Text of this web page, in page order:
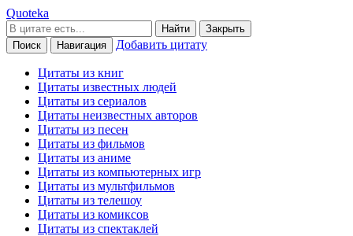
Quoteka
Найти
Закрыть
Поиск
Навигация Добавить цитату
Цитаты из книг
Цитаты известных людей
Цитаты из сериалов
Цитаты неизвестных авторов
Цитаты из песен
Цитаты из фильмов
Цитаты из аниме
Цитаты из компьютерных игр
Цитаты из мультфильмов
Цитаты из телешоу
Цитаты из комиксов
Цитаты из спектаклей